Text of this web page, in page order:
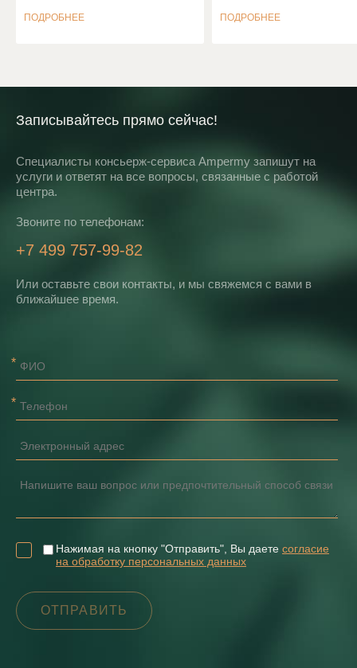
ПОДРОБНЕЕ ПОДРОБНЕЕ
Записывайтесь прямо сейчас!
Специалисты консьерж-сервиса Ampermy запишут на
услуги и ответят на все вопросы, связанные с работой
центра.
Звоните по телефонам:
+7 499 757-99-82
Или оставьте свои контакты, и мы свяжемся с вами в
ближайшее время.
Нажимая на кнопку "Отправить", Вы даете согласие
на обработку персональных данных